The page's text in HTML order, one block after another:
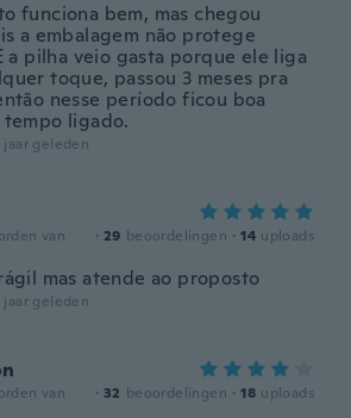
funciona bem, mas chegou
a embalagem não protege
a pilha veio gasta porque ele liga
toque, passou 3 meses pra
nesse período ficou boa
ligado.
geleden
van
· 29 beoordelingen · 14 uploads
mas atende ao proposto
geleden
van
· 32 beoordelingen · 18 uploads